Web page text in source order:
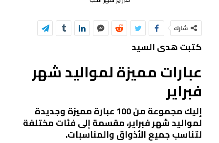
شارك
كتبت هدى السيد
عبارات مميزة لمواليد شهر
فبراير
إليك مجموعة من 100 عبارة مميزة وجديدة
لمواليد شهر فبراير، مقسمة إلى فئات مختلفة
لتناسب جميع الأذواق والمناسبات.